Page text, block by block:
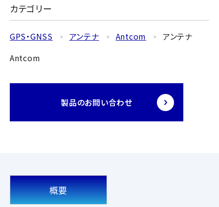
カテゴリー
GPS・GNSS アンテナ Antcom
アンテナ
Antcom
製品のお問い合わせ
概要